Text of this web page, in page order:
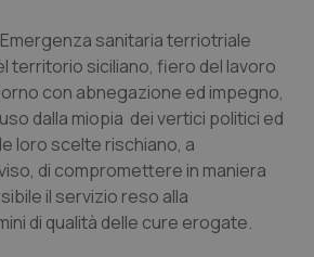
sanitaria terriotriale
territorio siciliano, fiero del lavoro
con abnegazione ed impegno,
dalla miopia dei vertici politici ed
loro scelte rischiano, a
di compromettere in maniera
il servizio reso alla
di qualità delle cure erogate.